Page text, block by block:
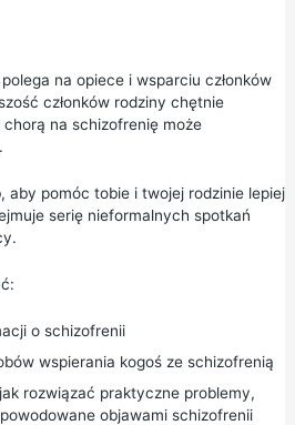
na opiece i wsparciu członków
członków rodziny chętnie
na schizofrenię może
aby pomóc tobie i twojej rodzinie lepiej
serię nieformalnych spotkań
o schizofrenii
wspierania kogoś ze schizofrenią
rozwiązać praktyczne problemy,
objawami schizofrenii